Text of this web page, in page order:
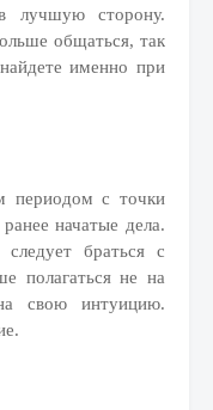
лучшую сторону.
общаться, так
именно при
периодом с точки
начатые дела.
браться с
полагаться не на
свою интуицию.